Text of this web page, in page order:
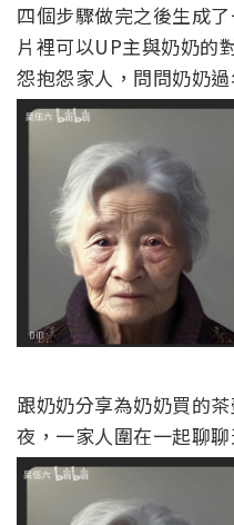
四個步驟做完之後生成
片裡可以UP主與奶奶的
怨抱怨家人，問問奶奶
跟奶奶分享為奶奶買的
夜，一家人圍在一起聊